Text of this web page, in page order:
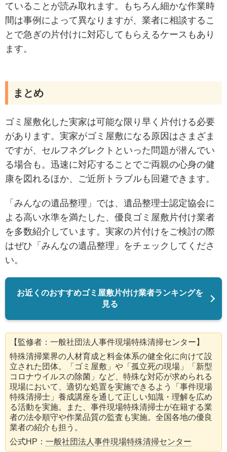
ていることが読み取れます。もちろん細かな作業時
間は事例によって異なりますが、業者に相談するこ
とで急ぎの片付けに対応してもらえるケースもあり
ます。
まとめ
ゴミ屋敷化した実家は可能な限り早く片付ける必要
があります。実家がゴミ屋敷になる原因はさまざま
ですが、セルフネグレクトといった問題が潜んでい
る場合も。迅速に対応することでご両親の心身の健
康を図れるほか、ご近所トラブルも回避できます。
「みんなの遺品整理」では、遺品整理士認定協会に
よる高い水準を満たした、優良ゴミ屋敷片付け業者
を多数紹介しています。実家の片付けをご検討の際
はぜひ「みんなの遺品整理」をチェックしてくださ
い。
お近くのおすすめゴミ屋敷片付け業者ランキングを
見る
【監修者：一般社団法人事件現場特殊清掃センター】
特殊清掃業界の人材育成と料金体系の健全化に向けて設
立された団体。「ゴミ屋敷」や「孤立死の現場」「新型
コロナウイルスの除菌」など、特殊な対応が求められる
現場において、適切な処置を実施できるよう「事件現場
特殊清掃士」養成講座を通して正しい知識・理解を広め
る活動を実施。また、事件現場特殊清掃士が在籍する業
者の法令順守や作業品質の監査も実施。全国各地の優良
業者の紹介も担う。
公式HP： 一般社団法人事件現場特殊清掃センター